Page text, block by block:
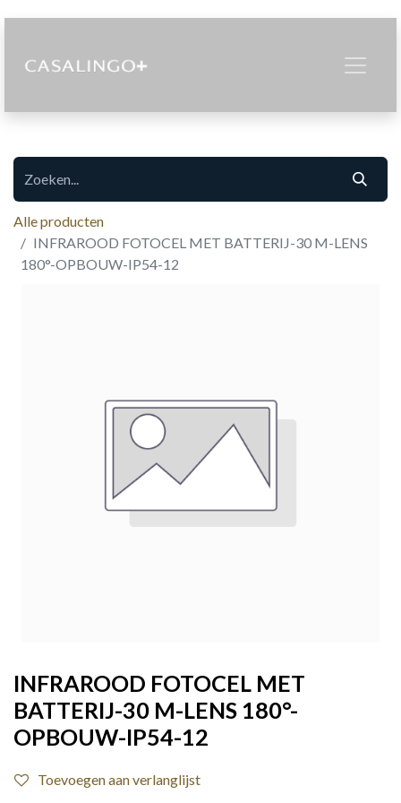
Alle producten
INFRAROOD FOTOCEL MET BATTERIJ-30 M-LENS
180°-OPBOUW-IP54-12
INFRAROOD FOTOCEL MET
BATTERIJ-30 M-LENS 180°-
OPBOUW-IP54-12
Toevoegen aan verlanglijst